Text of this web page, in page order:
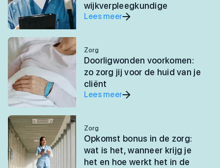
wijkverpleegkundige
Lees meer
Zorg
Doorligwonden voorkomen:
zo zorg jij voor de huid van je
cliënt
Lees meer
Zorg
Opkomst bonus in de zorg:
wat is het, wanneer krijg je
het en hoe werkt het in de